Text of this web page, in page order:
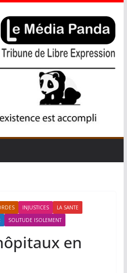
INJUSTICES
LA SANTE
SOLITUDE ISOLEMENT
en